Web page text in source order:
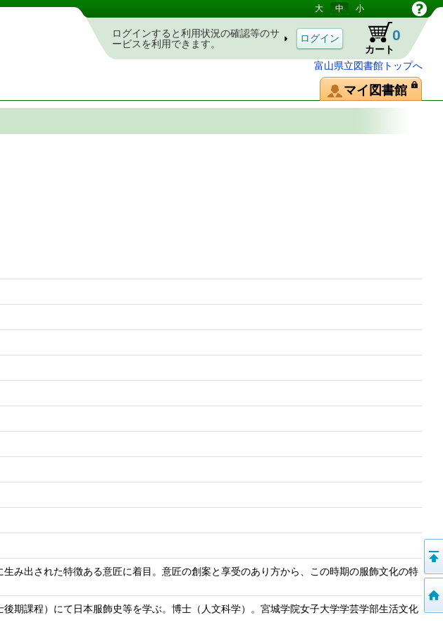
大 中 小
ログインすると利用状況の確認等のサ
ービスを利用できます。
カート
0
富山県立図書館トップへ
マイ図書館
み出された特徴ある意匠に着目。意匠の創案と享受のあり方から、この時期の服飾文化の特
期課程）にて日本服飾史等を学ぶ。博士（人文科学）。宮城学院女子大学学芸学部生活文化